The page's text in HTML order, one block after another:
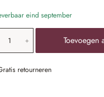
eind september
Toevoegen
retourneren